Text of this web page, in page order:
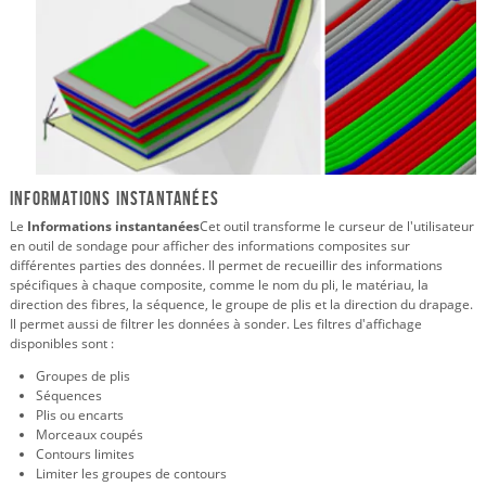
Informations instantanées
Le Informations instantanéesCet outil transforme le curseur de l'utilisateur
en outil de sondage pour afficher des informations composites sur
différentes parties des données. Il permet de recueillir des informations
spécifiques à chaque composite, comme le nom du pli, le matériau, la
direction des fibres, la séquence, le groupe de plis et la direction du drapage.
Il permet aussi de filtrer les données à sonder. Les filtres d'affichage
disponibles sont :
Groupes de plis
Séquences
Plis ou encarts
Morceaux coupés
Contours limites
Limiter les groupes de contours